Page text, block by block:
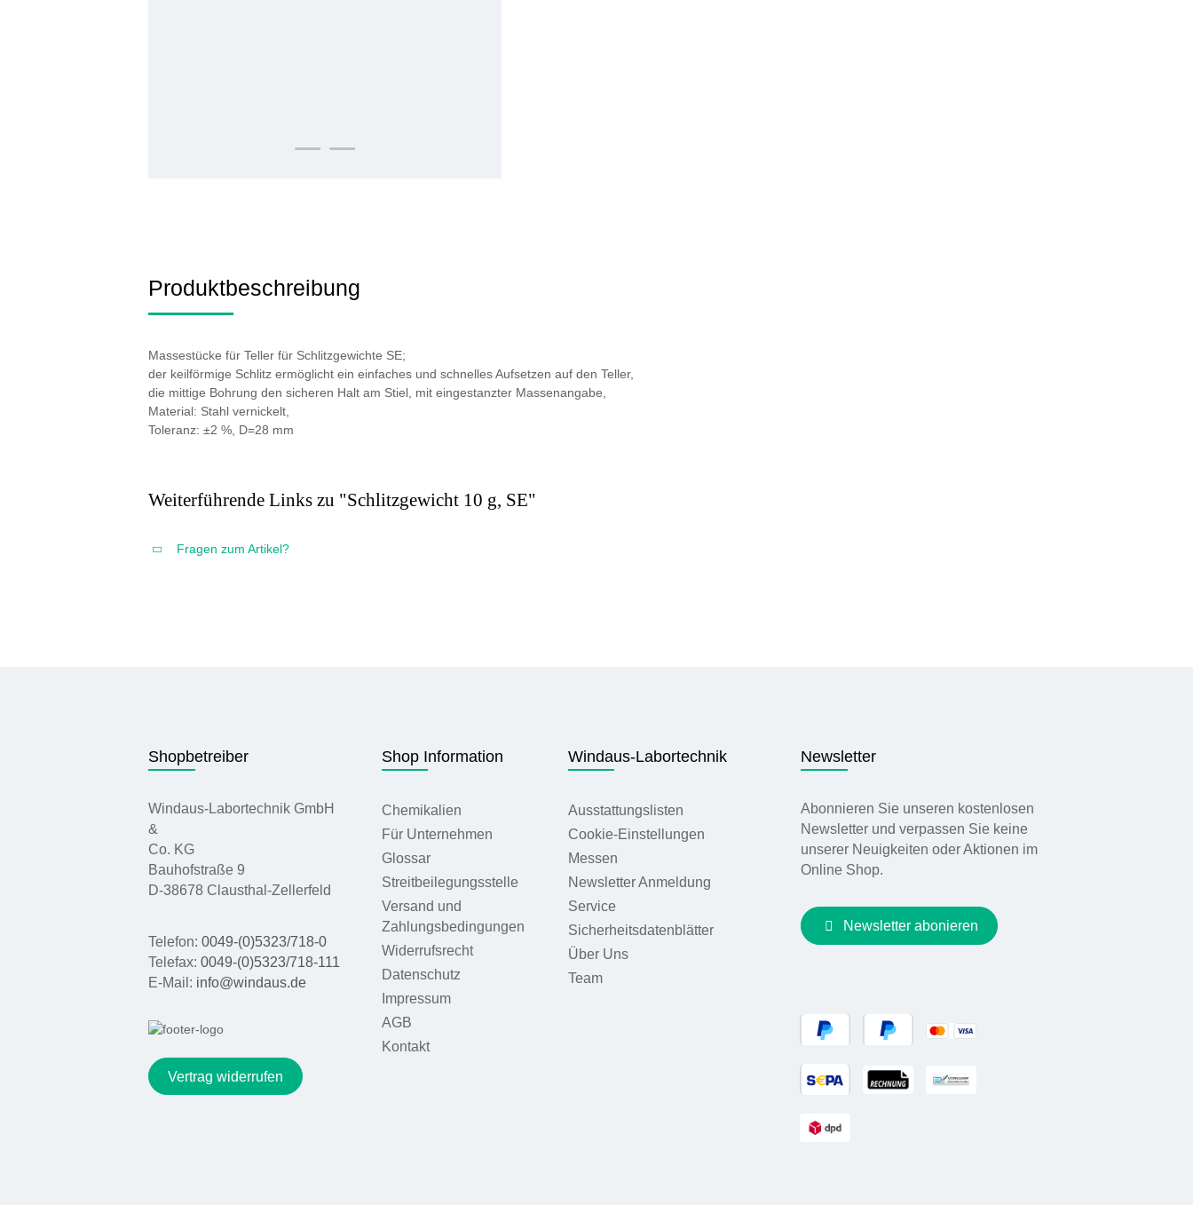
Produktbeschreibung
Massestücke für Teller für Schlitzgewichte SE;
der keilförmige Schlitz ermöglicht ein einfaches und schnelles Aufsetzen auf den Teller,
die mittige Bohrung den sicheren Halt am Stiel, mit eingestanzter Massenangabe,
Material: Stahl vernickelt,
Toleranz: ±2 %, D=28 mm
Weiterführende Links zu "Schlitzgewicht 10 g, SE"
Fragen zum Artikel?
Shopbetreiber
Windaus-Labortechnik GmbH
&
Co. KG
Bauhofstraße 9
D-38678 Clausthal-Zellerfeld
Telefon: 0049-(0)5323/718-0
Telefax: 0049-(0)5323/718-111
E-Mail: info@windaus.de
Vertrag widerrufen
Shop Information
Chemikalien
Für Unternehmen
Glossar
Streitbeilegungsstelle
Versand und
Zahlungsbedingungen
Widerrufsrecht
Datenschutz
Impressum
AGB
Kontakt
Windaus-Labortechnik
Ausstattungslisten
Cookie-Einstellungen
Messen
Newsletter Anmeldung
Service
Sicherheitsdatenblätter
Über Uns
Team
Newsletter
Abonnieren Sie unseren kostenlosen
Newsletter und verpassen Sie keine
unserer Neuigkeiten oder Aktionen im
Online Shop.
Newsletter abonieren